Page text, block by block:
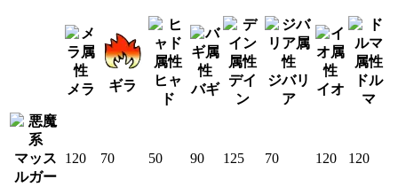
メラ ギラ
ヒャ
ド
バギ
デイ
ン
ジバリ
ア
イオ
ドル
マ
マッス
ルガー
120 70 50 90 125 70 120 120